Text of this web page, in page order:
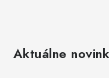
Aktuálne